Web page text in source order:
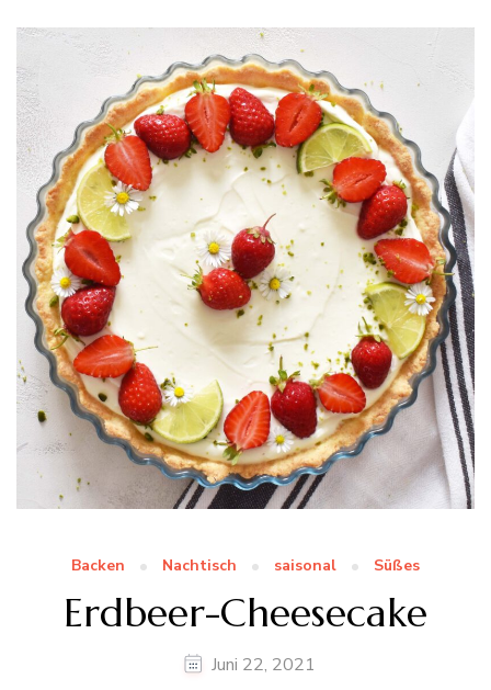
Backen Nachtisch saisonal Süßes
Erdbeer-Cheesecake
Juni 22, 2021